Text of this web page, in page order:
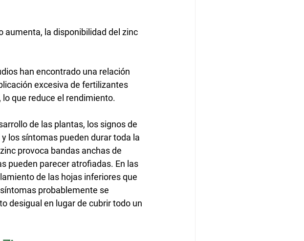
aumenta, la disponibilidad del zinc
han encontrado una relación
excesiva de fertilizantes
que reduce el rendimiento.
de las plantas, los signos de
los síntomas pueden durar toda la
provoca bandas anchas de
pueden parecer atrofiadas. En las
de las hojas inferiores que
probablemente se
desigual en lugar de cubrir todo un